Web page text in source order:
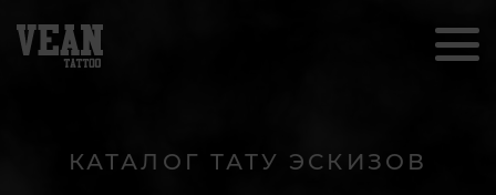
КАТАЛОГ ТАТУ ЭСКИЗОВ